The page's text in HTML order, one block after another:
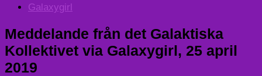
Galaxygirl
Meddelande från det Galaktiska
Kollektivet via Galaxygirl, 25 april
2019